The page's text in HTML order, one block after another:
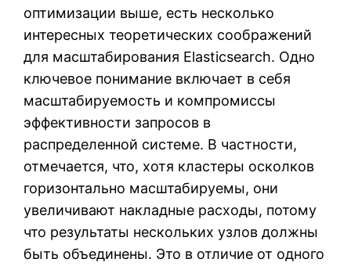
оптимизации выше, есть несколько
интересных теоретических соображений
для масштабирования Elasticsearch. Одно
ключевое понимание включает в себя
масштабируемость и компромиссы
эффективности запросов в
распределенной системе. В частности,
отмечается, что, хотя кластеры осколков
горизонтально масштабируемы, они
увеличивают накладные расходы, потому
что результаты нескольких узлов должны
быть объединены. Это в отличие от одного